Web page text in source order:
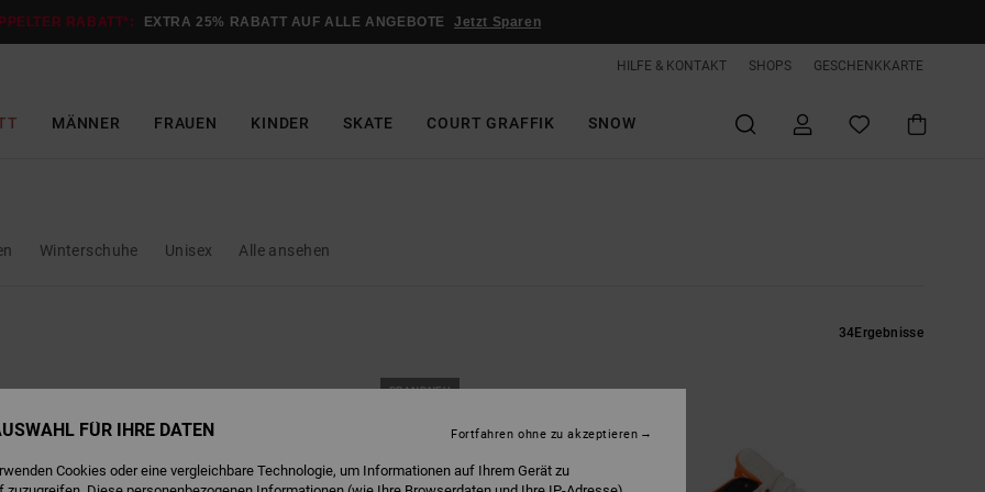
RABATT*: EXTRA 25% RABATT AUF ALLE ANGEBOTE Jetzt Sparen
HILFE & KONTAKT SHOPS GESCHENKKARTE
MÄNNER FRAUEN KINDER SKATE COURT GRAFFIK SNOW
Winterschuhe Unisex Alle ansehen
34Ergebnisse
BRANDNEU
FÜR IHRE DATEN
Cookies oder eine vergleichbare Technologie, um Informationen auf Ihrem Gerät zu
Fortfahren ohne zu akzeptieren